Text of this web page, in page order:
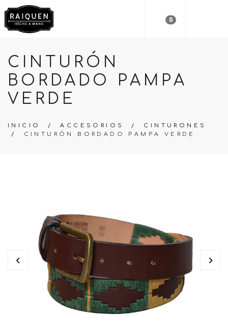
0
CINTURÓN
BORDADO PAMPA
VERDE
INICIO /ACCESORIOS / CINTURONES
/
CINTURÓN BORDADO PAMPA VERDE